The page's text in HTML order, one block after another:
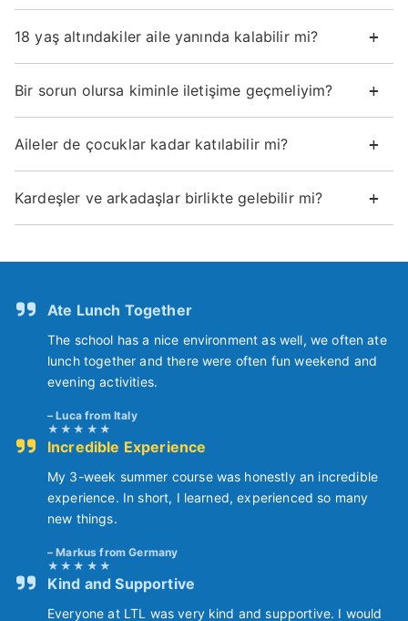
18 yaş altındakiler aile yanında kalabilir mi?
Bir sorun olursa kiminle iletişime geçmeliyim?
Aileler de çocuklar kadar katılabilir mi?
Kardeşler ve arkadaşlar birlikte gelebilir mi?
Ate Lunch Together
The school has a nice environment as well, we often ate
lunch together and there were often fun weekend and
evening activities.
Luca from Italy
Incredible Experience
My 3-week summer course was honestly an incredible
experience. In short, I learned, experienced so many
new things.
Markus from Germany
Kind and Supportive
Everyone at LTL was very kind and supportive. I would